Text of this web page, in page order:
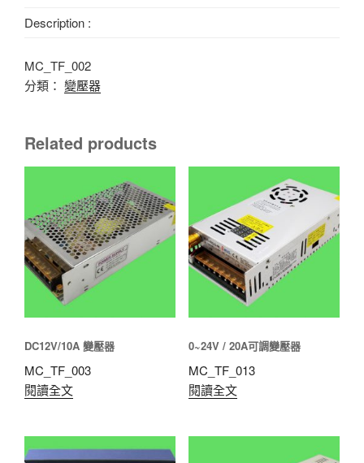
Description :
MC_TF_002
分類： 變壓器
Related products
DC12V/10A 變壓器
MC_TF_003
閱讀全文
0~24V / 20A可調變壓器
MC_TF_013
閱讀全文